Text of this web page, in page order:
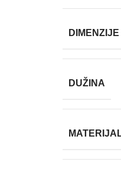
DIMENZIJE
DUŽINA